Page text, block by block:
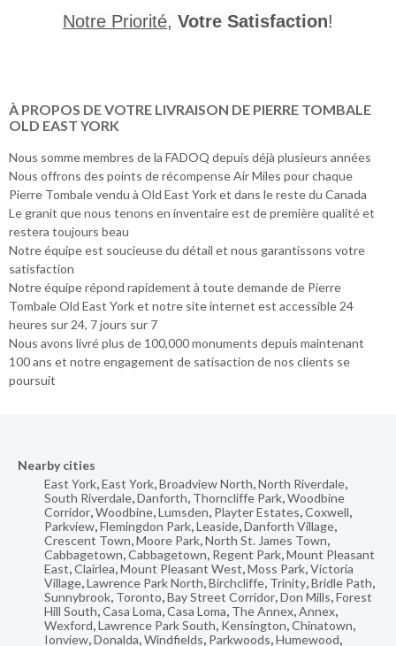
Notre Priorité, Votre Satisfaction!
À PROPOS DE VOTRE LIVRAISON DE PIERRE TOMBALE
OLD EAST YORK
Nous somme membres de la FADOQ depuis déjà plusieurs années
Nous offrons des points de récompense Air Miles pour chaque
Pierre Tombale vendu à Old East York et dans le reste du Canada
Le granit que nous tenons en inventaire est de première qualité et
restera toujours beau
Notre équipe est soucieuse du détail et nous garantissons votre
satisfaction
Notre équipe répond rapidement à toute demande de Pierre
Tombale Old East York et notre site internet est accessible 24
heures sur 24, 7 jours sur 7
Nous avons livré plus de 100,000 monuments depuis maintenant
100 ans et notre engagement de satisaction de nos clients se
poursuit
Nearby cities
East York,East York,Broadview North,North Riverdale,
South Riverdale,Danforth, Thorncliffe Park,Woodbine
Corridor,Woodbine,Lumsden, Playter Estates,Coxwell,
Parkview,Flemingdon Park,Leaside,Danforth Village,
Crescent Town,Moore Park,North St. James Town,
Cabbagetown,Cabbagetown, Regent Park,Mount Pleasant
East,Clairlea,Mount Pleasant West,Moss Park,Victoria
Village,Lawrence Park North,Birchcliffe, Trinity,Bridle Path,
Sunnybrook, Toronto,Bay Street Corridor,Don Mills,Forest
Hill South,Casa Loma,Casa Loma, The Annex,Annex,
Wexford,Lawrence Park South, Kensington,Chinatown,
Ionview,Donalda,Windfields, Parkwoods,Humewood,